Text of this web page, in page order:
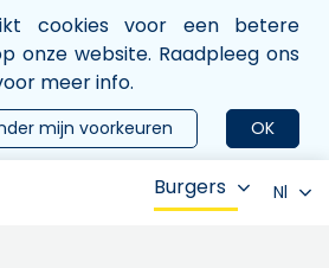
cookies voor een betere
onze website. Raadpleeg ons
meer info.
OK
mijn voorkeuren
Burgers Nl